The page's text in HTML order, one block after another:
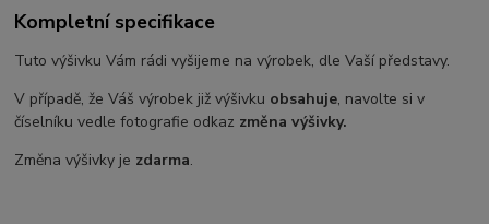
Kompletní specifikace
Tuto výšivku Vám rádi vyšijeme na výrobek, dle Vaší představy.
V případě, že Váš výrobek již výšivku obsahuje, navolte si v
číselníku vedle fotografie odkaz změna výšivky.
Změna výšivky je zdarma.